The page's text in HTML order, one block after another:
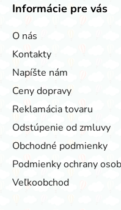
Informácie pre vás
O nás
Kontakty
Napíšte nám
Ceny dopravy
Reklamácia tovaru
Odstúpenie od zmluvy
Obchodné podmienky
Podmienky ochrany
Veľkoobchod